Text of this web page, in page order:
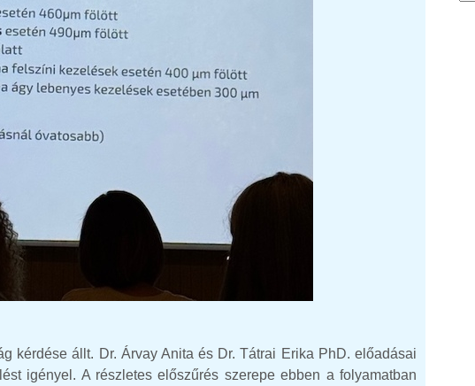
kérdése állt. Dr. Árvay Anita és Dr. Tátrai Erika PhD. előadásai
igényel. A részletes előszűrés szerepe ebben a folyamatban